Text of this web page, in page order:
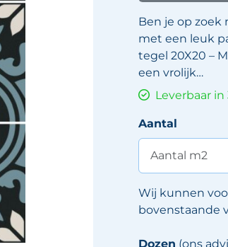
Ben je op zoek
met een leuk
tegel 20X20 –
een vrolijk…
Leverbaar
Aantal
Wij kunnen
bovenstaande
Dozen (ons